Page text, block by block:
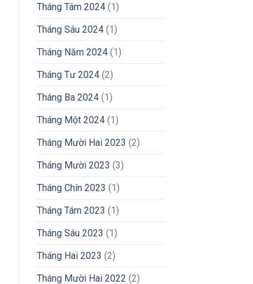
Tháng Tám 2024(1)
Tháng Sáu 2024(1)
Tháng Năm 2024(1)
Tháng Tư 2024(2)
Tháng Ba 2024(1)
Tháng Một 2024(1)
Tháng Mười Hai 2023 (2)
Tháng Mười 2023 (3)
Tháng Chín 2023 (1)
Tháng Tám 2023 (1)
Tháng Sáu 2023 (1)
Tháng Hai 2023 (2)
Tháng Mười Hai 2022 (2)